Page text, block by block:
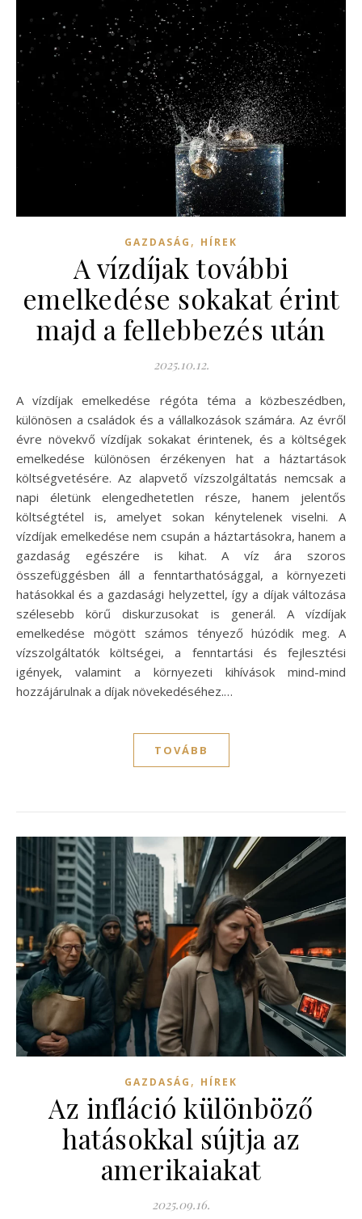
GAZDASÁG , HÍREK
A vízdíjak további
emelkedése sokakat érint
majd a fellebbezés után
2025.10.12.
A vízdíjak emelkedése régóta téma a közbeszédben,
különösen a családok és a vállalkozások számára. Az évről
évre növekvő vízdíjak sokakat érintenek, és a költségek
emelkedése különösen érzékenyen hat a háztartások
költségvetésére. Az alapvető vízszolgáltatás nemcsak a
napi életünk elengedhetetlen része, hanem jelentős
költségtétel is, amelyet sokan kénytelenek viselni. A
vízdíjak emelkedése nem csupán a háztartásokra, hanem a
gazdaság egészére is kihat. A víz ára szoros
összefüggésben áll a fenntarthatósággal, a környezeti
hatásokkal és a gazdasági helyzettel, így a díjak változása
szélesebb körű diskurzusokat is generál. A vízdíjak
emelkedése mögött számos tényező húzódik meg. A
vízszolgáltatók költségei, a fenntartási és fejlesztési
igények, valamint a környezeti kihívások mind-mind
hozzájárulnak a díjak növekedéséhez.…
TOVÁBB
GAZDASÁG , HÍREK
Az infláció különböző
hatásokkal sújtja az
amerikaiakat
2025.09.16.